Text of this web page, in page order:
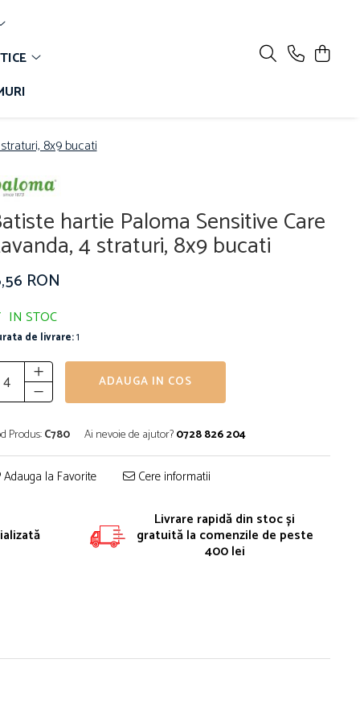
8x9 bucati
hartie Paloma Sensitive Care
4 straturi, 8x9 bucati
RON
IN STOC
de livrare:1
ADAUGA IN COS
Produs:C780 Ai nevoie de ajutor?0728 826 204
Adauga la Favorite Cere informatii
Livrare rapidă din stoc și
gratuită la comenzile de peste
400 lei